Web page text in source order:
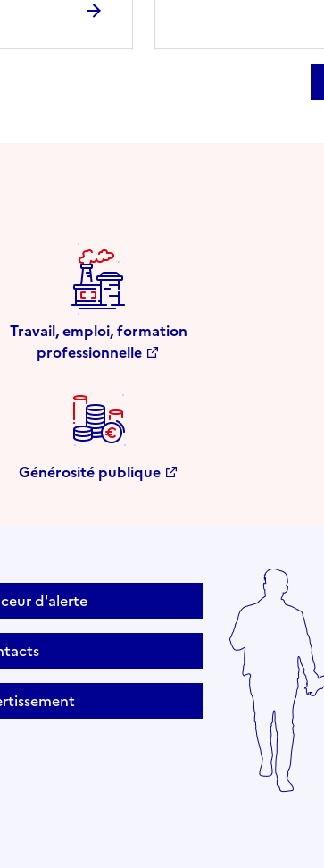
Travail, emploi, formation
professionnelle
Générosité publique
d'alerte